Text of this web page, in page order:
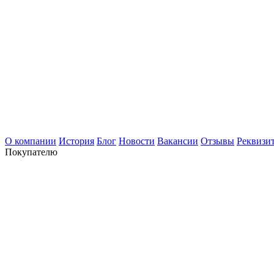
О компании История Блог Новости Вакансии Отзывы
Покупателю